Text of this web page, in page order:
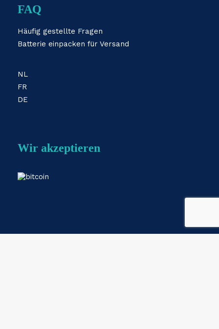
FAQ
Häufig gestellte Fragen
Batterie einpacken für Versand
NL
FR
DE
Wir akzeptieren